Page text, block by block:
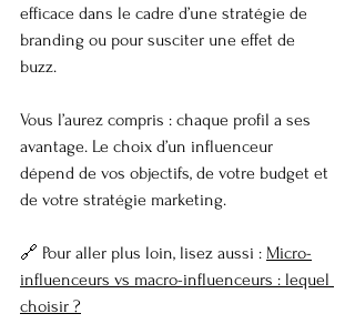
efficace dans le cadre d’une stratégie de
branding ou pour susciter une effet de
buzz.
Vous l’aurez compris : chaque profil a ses
avantage. Le choix d’un influenceur
dépend de vos objectifs, de votre budget et
de votre stratégie marketing.
🔗 Pour aller plus loin, lisez aussi : Micro-
influenceurs vs macro-influenceurs : lequel
choisir ?